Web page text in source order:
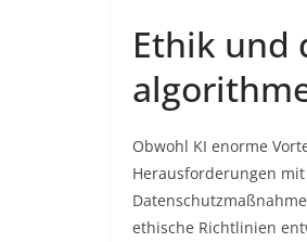
Ethik und
Obwohl KI enorme
Herausforderungen
ethische Richtlinien